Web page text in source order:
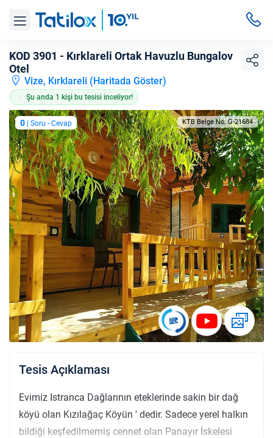
KOD 3901 - Kırklareli Ortak Havuzlu Bungalov
Otel
Vize, Kırklareli (Haritada Göster)
Şu anda 1 kişi bu tesisi inceliyor!
KTB Belge No: G-21684
0 | Soru - Cevap
Tesis Açıklaması
Evimiz Istranca Dağlarının eteklerinde sakin bir dağ
köyü olan Kızılağaç Köyün ' dedir. Sadece yerel halkın
bildiği keşfedilmemiş cennet olan Panayır İskelesi